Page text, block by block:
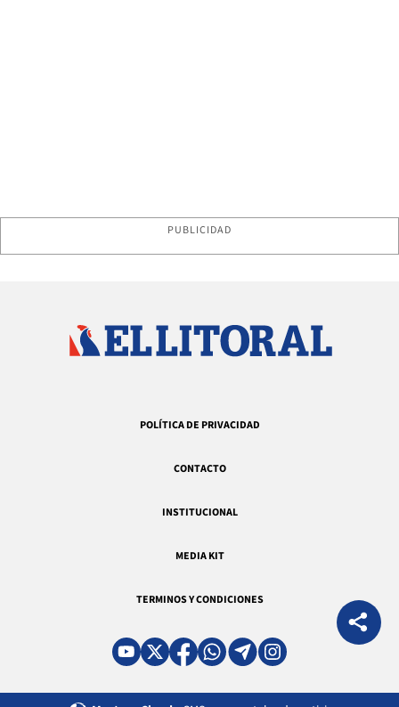
PUBLICIDAD
POLÍTICA DE PRIVACIDAD
CONTACTO
INSTITUCIONAL
MEDIA KIT
TERMINOS Y CONDICIONES